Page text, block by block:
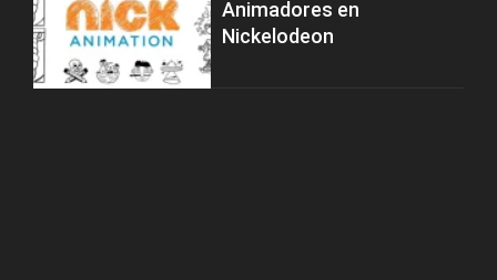
Animadores en
Nickelodeon